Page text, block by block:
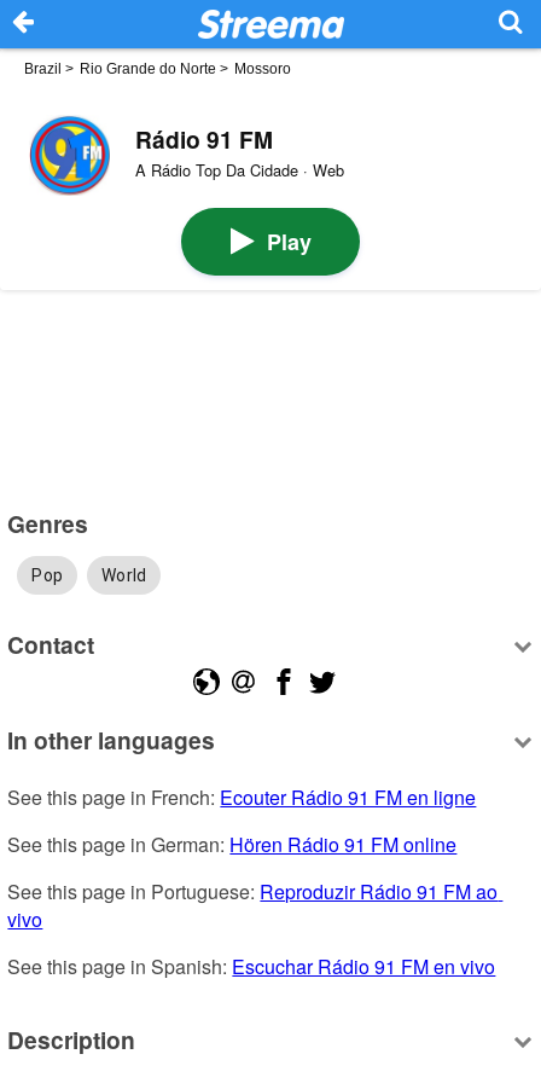
Brazil > Rio Grande do Norte > Mossoro
Rádio 91 FM
A Rádio Top Da Cidade · Web
Play
Genres
Pop World
Contact
In other languages
See this page in French: Ecouter Rádio 91 FM en ligne
See this page in German: Hören Rádio 91 FM online
See this page in Portuguese: Reproduzir Rádio 91 FM ao
vivo
See this page in Spanish: Escuchar Rádio 91 FM en vivo
Description